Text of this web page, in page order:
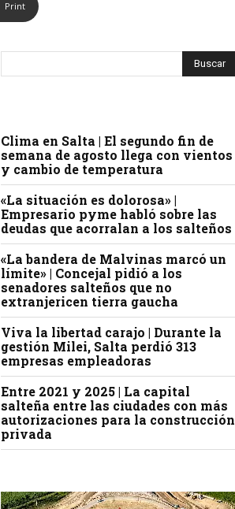
Print
Clima en Salta | El segundo fin de
semana de agosto llega con vientos
y cambio de temperatura
«La situación es dolorosa» |
Empresario pyme habló sobre las
deudas que acorralan a los salteños
«La bandera de Malvinas marcó un
límite» | Concejal pidió a los
senadores salteños que no
extranjericen tierra gaucha
Viva la libertad carajo | Durante la
gestión Milei, Salta perdió 313
empresas empleadoras
Entre 2021 y 2025 | La capital
salteña entre las ciudades con más
autorizaciones para la construcción
privada